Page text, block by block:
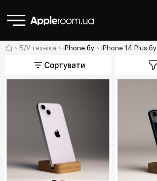
Б/У техніка iPhone бу iPhone 14 Plus бу
Сортувати